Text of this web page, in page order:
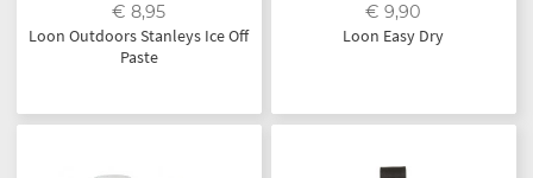
€ 8,95
Loon Outdoors Stanleys Ice Off
Paste
€ 9,90
Loon Easy Dry